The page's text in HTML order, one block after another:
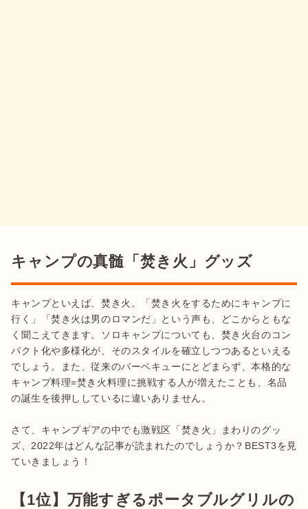
キャンプの真髄「焚き火」グッズ
キャンプといえば、焚き火。「焚き火をするためにキャンプに
行く」「焚き火は男のロマンだ」という声も、どこからともな
く聞こえてきます。ソロキャンプについても、焚き火台のコン
パクト化や多様化が、そのスタイルを確立しつつあるといえる
でしょう。また、従来のバーベキューにとどまらず、本格的な
キャンプ料理=焚き火料理に挑戦する人が増えたことも、名品
の誕生を後押ししているに違いありません。
さて、キャンプギアの中でも激戦区「焚き火」まわりのグッ
ズ、2022年はどんな記事が読まれたのでしょうか？BEST3を見
ていきましょう！
【1位】万能すぎるポータブルグリルの